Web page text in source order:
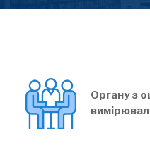
Органу з